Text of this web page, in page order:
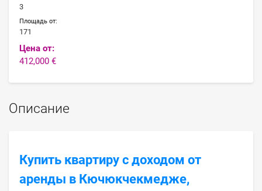
3
Площадь от:
171
Цена от:
412,000 €
Описание
Купить квартиру с доходом от
аренды в Кючюкчекмедже,